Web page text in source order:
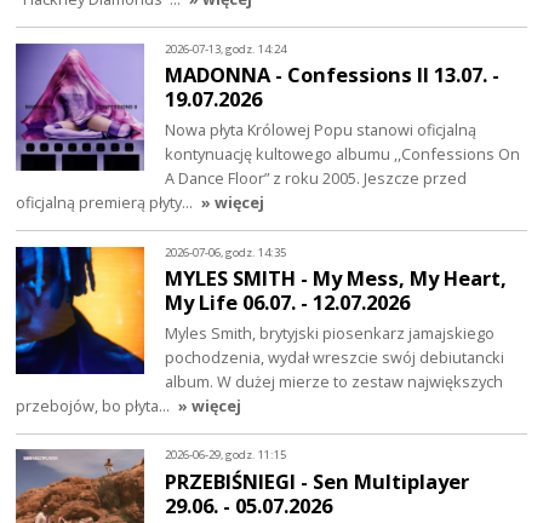
2026-07-13, godz. 14:24
MADONNA - Confessions II 13.07. -
19.07.2026
Nowa płyta Królowej Popu stanowi oficjalną
kontynuację kultowego albumu ,,Confessions On
A Dance Floor” z roku 2005. Jeszcze przed
oficjalną premierą płyty… » więcej
2026-07-06, godz. 14:35
MYLES SMITH - My Mess, My Heart,
My Life 06.07. - 12.07.2026
Myles Smith, brytyjski piosenkarz jamajskiego
pochodzenia, wydał wreszcie swój debiutancki
album. W dużej mierze to zestaw największych
przebojów, bo płyta… » więcej
2026-06-29, godz. 11:15
PRZEBIŚNIEGI - Sen Multiplayer
29.06. - 05.07.2026